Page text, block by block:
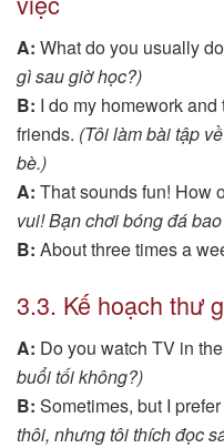
A: What do you usually
gì sau giờ học?)
B: I do my homework
friends. (Tôi làm bài tập
bè.)
A: That sounds fun! How
vui! Bạn chơi bóng đá
B: About three times a
3.3. Kế hoạch thư
A: Do you watch TV in
buổi tối không?)
B: Sometimes, but I
thôi, nhưng tôi thích đọc